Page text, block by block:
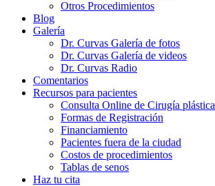
Otros Procedimientos
Blog
Galería
Dr. Curvas Galería de fotos
Dr. Curvas Galería de videos
Dr. Curvas Radio
Comentarios
Recursos para pacientes
Consulta Online de Cirugía plástica
Formas de Registración
Financiamiento
Pacientes fuera de la ciudad
Costos de procedimientos
Tablas de senos
Haz tu cita